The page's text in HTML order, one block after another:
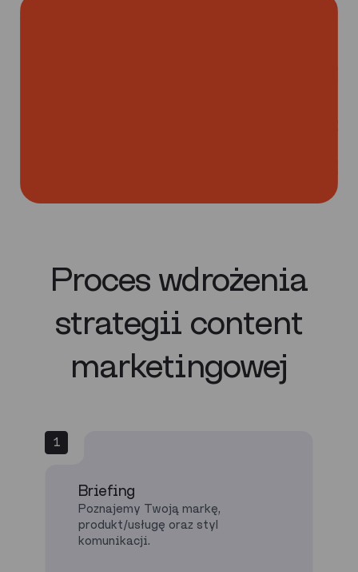
Proces wdrożenia
strategii content
marketingowej
1
Briefing
Poznajemy Twoją markę,
produkt/usługę oraz styl
komunikacji.